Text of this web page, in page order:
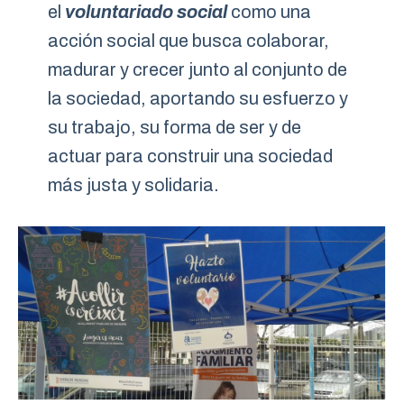
el voluntariado socialcomo una
acción social que busca colaborar,
madurar y crecer junto al conjunto de
la sociedad, aportando su esfuerzo y
su trabajo, su forma de ser y de
actuar para construir una sociedad
más justa y solidaria.